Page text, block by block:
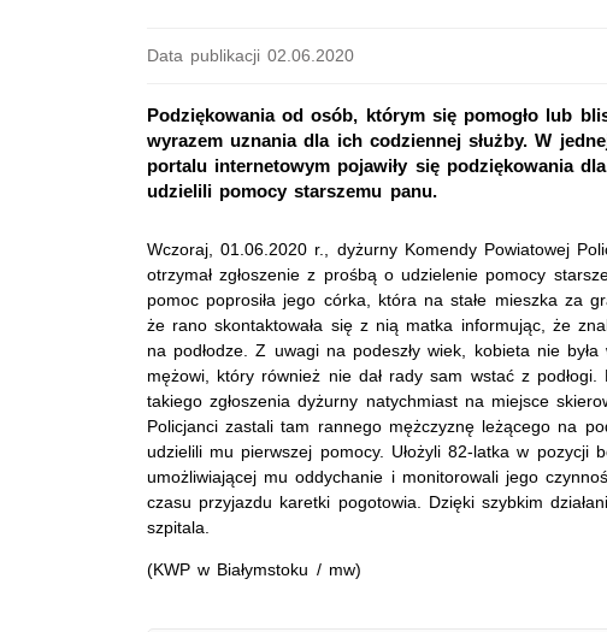
Data publikacji 02.06.2020
Podziękowania od osób, którym się pomogło lub
wyrazem uznania dla ich codziennej służby. W
portalu internetowym pojawiły się podziękowania
udzielili pomocy starszemu panu.
Wczoraj, 01.06.2020 r., dyżurny Komendy Powiatowej
otrzymał zgłoszenie z prośbą o udzielenie pomocy
pomoc poprosiła jego córka, która na stałe mieszka za
że rano skontaktowała się z nią matka informując, że
na podłodze. Z uwagi na podeszły wiek, kobieta nie
mężowi, który również nie dał rady sam wstać z podłogi.
takiego zgłoszenia dyżurny natychmiast na miejsce
Policjanci zastali tam rannego mężczyznę leżącego na
udzielili mu pierwszej pomocy. Ułożyli 82-latka w pozycji
umożliwiającej mu oddychanie i monitorowali jego
czasu przyjazdu karetki pogotowia. Dzięki szybkim
szpitala.
(KWP w Białymstoku / mw)